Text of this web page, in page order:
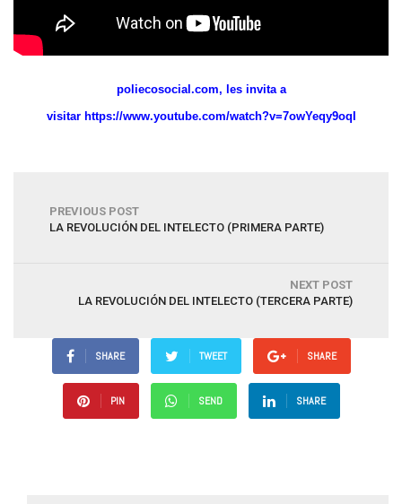
poliecosocial.com, les invita a
visitar https://www.youtube.com/watch?v=7owYeqy9oqI
PREVIOUS POST
LA REVOLUCIÓN DEL INTELECTO (PRIMERA PARTE)
NEXT POST
LA REVOLUCIÓN DEL INTELECTO (TERCERA PARTE)
SHARE TWEET SHARE
PIN SEND SHARE